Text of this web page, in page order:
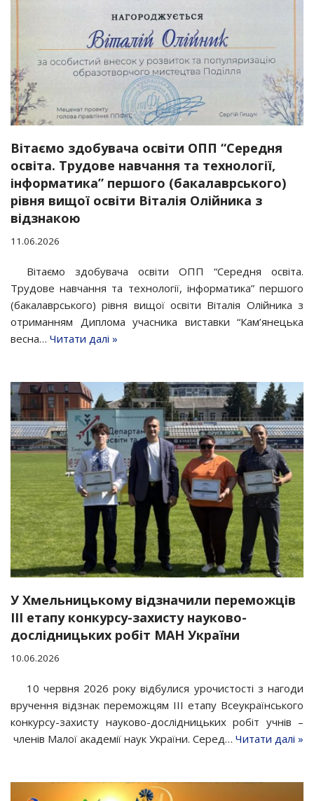
Вітаємо здобувача освіти ОПП “Середня
освіта. Трудове навчання та технології,
інформатика” першого (бакалаврського)
рівня вищої освіти Віталія Олійника з
відзнакою
11.06.2026
Вітаємо здобувача освіти ОПП “Середня освіта.
Трудове навчання та технології, інформатика” першого
(бакалаврського) рівня вищої освіти Віталія Олійника з
отриманням Диплома учасника виставки “Кам’янецька
весна… Читати далі »
У Хмельницькому відзначили переможців
ІІІ етапу конкурсу-захисту науково-
дослідницьких робіт МАН України
10.06.2026
10 червня 2026 року відбулися урочистості з нагоди
вручення відзнак переможцям ІІІ етапу Всеукраїнського
конкурсу-захисту науково-дослідницьких робіт учнів –
членів Малої академії наук України. Серед… Читати далі »